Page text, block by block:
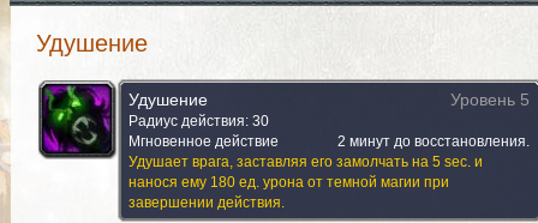
Удушение
Удушение Уровень 5
Радиус действия: 30
Мгновенное действие
2 минут до восстановления.
Удушает врага, заставляя его замолчать на 5 sec. и
нанося ему 180 ед. урона от темной магии при
завершении действия.